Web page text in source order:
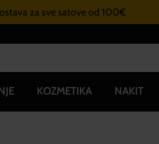
za sve satove od 100€
KOZMETIKA NAKIT